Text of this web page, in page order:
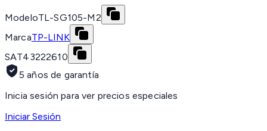
ModeloTL-SG105-M2
MarcaTP-LINK
SAT43222610
5 años de garantía
Inicia sesión para ver precios especiales
Iniciar Sesión